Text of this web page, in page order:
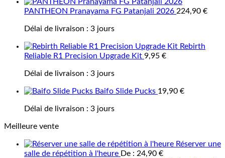
PANTHEON Pranayama FG Patanjali 2026 224,90 €
Délai de livraison : 3 jours
Rebirth
Reliable R1 Precision Upgrade Kit 9,95 €
Délai de livraison : 3 jours
Baifo Slide Pucks 19,90 €
Délai de livraison : 3 jours
Meilleure vente
Réserver une
salle de répétition à l'heure De : 24,90 €